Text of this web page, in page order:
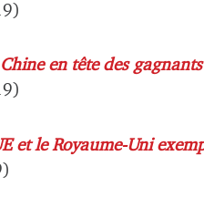
en tête des
et le Royaume-Uni